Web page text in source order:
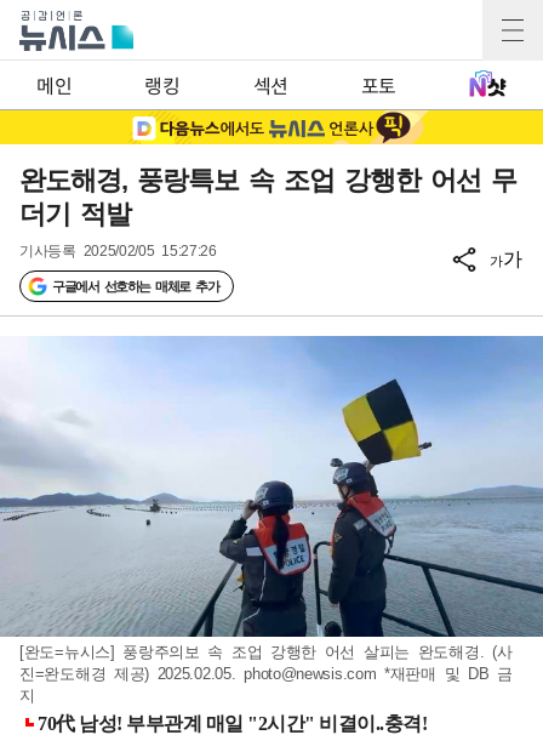
메인 랭킹 섹션 포토
완도해경, 풍랑특보 속 조업 강행한 어선 무
더기 적발
기사등록 2025/02/05 15:27:26
구글에서 선호하는 매체로 추가
가가
[완도=뉴시스] 풍랑주의보 속 조업 강행한 어선 살피는 완도해경. (사
진=완도해경 제공) 2025.02.05.photo@newsis.com *재판매 및 DB 금
지